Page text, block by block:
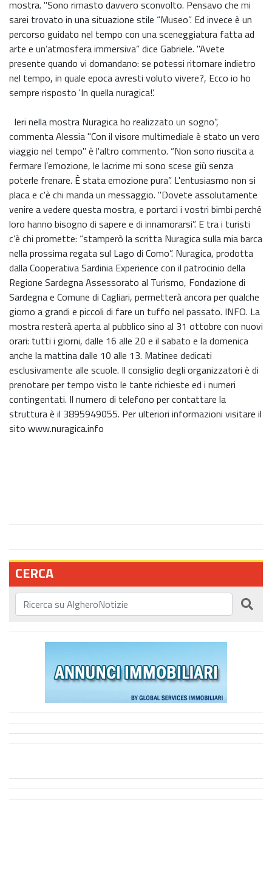
mostra. "Sono rimasto davvero sconvolto. Pensavo che mi
sarei trovato in una situazione stile “Museo”. Ed invece è un
percorso guidato nel tempo con una sceneggiatura fatta ad
arte e un’atmosfera immersiva” dice Gabriele. "Avete
presente quando vi domandano: se potessi ritornare indietro
nel tempo, in quale epoca avresti voluto vivere?, Ecco io ho
sempre risposto 'In quella nuragica!’.
Ieri nella mostra Nuragica ho realizzato un sogno”,
commenta Alessia "Con il visore multimediale è stato un vero
viaggio nel tempo" è l'altro commento. “Non sono riuscita a
fermare l’emozione, le lacrime mi sono scese giù senza
poterle frenare. È stata emozione pura”. L'entusiasmo non si
placa e c'è chi manda un messaggio. "Dovete assolutamente
venire a vedere questa mostra, e portarci i vostri bimbi perché
loro hanno bisogno di sapere e di innamorarsi”. E tra i turisti
c’è chi promette: “stamperò la scritta Nuragica sulla mia barca
nella prossima regata sul Lago di Como”. Nuragica, prodotta
dalla Cooperativa Sardinia Experience con il patrocinio della
Regione Sardegna Assessorato al Turismo, Fondazione di
Sardegna e Comune di Cagliari, permetterà ancora per qualche
giorno a grandi e piccoli di fare un tuffo nel passato. INFO. La
mostra resterà aperta al pubblico sino al 31 ottobre con nuovi
orari: tutti i giorni, dalle 16 alle 20 e il sabato e la domenica
anche la mattina dalle 10 alle 13. Matinee dedicati
esclusivamente alle scuole. Il consiglio degli organizzatori è di
prenotare per tempo visto le tante richieste ed i numeri
contingentati. Il numero di telefono per contattare la
struttura è il 3895949055. Per ulteriori informazioni visitare il
sito www.nuragica.info
CERCA